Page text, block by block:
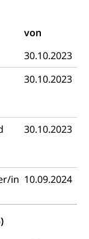
von
30.10.2023
30.10.2023
30.10.2023
in 10.09.2024